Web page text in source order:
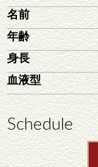
名前
年齢
身長
血液型
Schedule